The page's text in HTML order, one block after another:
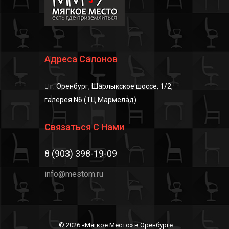
Адреса Салонов
г. Оренбург, Шарлыкское шоссе, 1/2,
галерея N6 (ТЦ Мармелад)
Связаться С Нами
8 (903) 398-19-09
info@mestom.ru
© 2026 «Мягкое Место» в Оренбурге